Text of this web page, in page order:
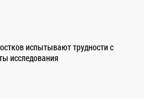
испытывают трудности с
исследования